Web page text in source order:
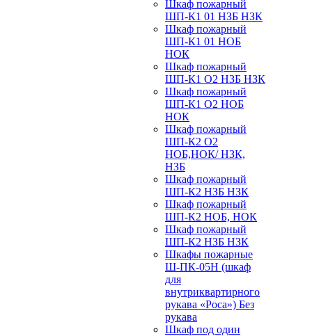
Шкаф пожарный
ШП-К1 01 НЗБ НЗК
Шкаф пожарный
ШП-К1 01 НОБ
НОК
Шкаф пожарный
ШП-К1 О2 НЗБ НЗК
Шкаф пожарный
ШП-К1 О2 НОБ
НОК
Шкаф пожарный
ШП-К2 О2
НОБ,НОК/ НЗК,
НЗБ
Шкаф пожарный
ШП-К2 НЗБ НЗК
Шкаф пожарный
ШП-К2 НОБ, НОК
Шкаф пожарный
ШП-К2 НЗБ НЗК
Шкафы пожарные
Ш-ПК-05Н (шкаф
для
внутриквартирного
рукава «Роса») Без
рукава
Шкаф под один